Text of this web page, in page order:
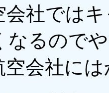
会社では
なるので
空会社に